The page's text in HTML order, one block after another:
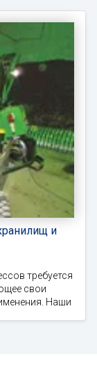
и
требуется
свои
Наши